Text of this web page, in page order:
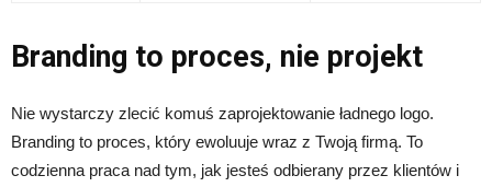
Branding to proces, nie projekt
Nie wystarczy zlecić komuś zaprojektowanie ładnego logo.
Branding to proces, który ewoluuje wraz z Twoją firmą. To
codzienna praca nad tym, jak jesteś odbierany przez klientów i